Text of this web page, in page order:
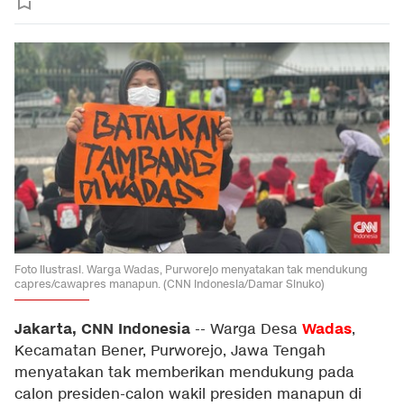
Foto ilustrasi. Warga Wadas, Purworejo menyatakan tak mendukung
capres/cawapres manapun. (CNN Indonesia/Damar Sinuko)
Jakarta, CNN Indonesia -- Warga Desa Wadas,
Kecamatan Bener, Purworejo, Jawa Tengah
menyatakan tak memberikan mendukung pada
calon presiden-calon wakil presiden manapun di